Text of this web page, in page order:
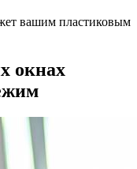
вашим пластиковым
окнах